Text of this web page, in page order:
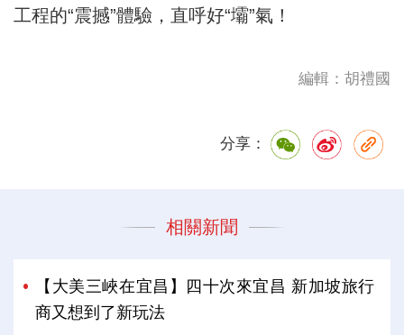
工程的“震撼”體驗，直呼好“壩”氣！
編輯：胡禮國
分享：
相關新聞
【大美三峽在宜昌】四十次來宜昌 新加坡旅行
商又想到了新玩法